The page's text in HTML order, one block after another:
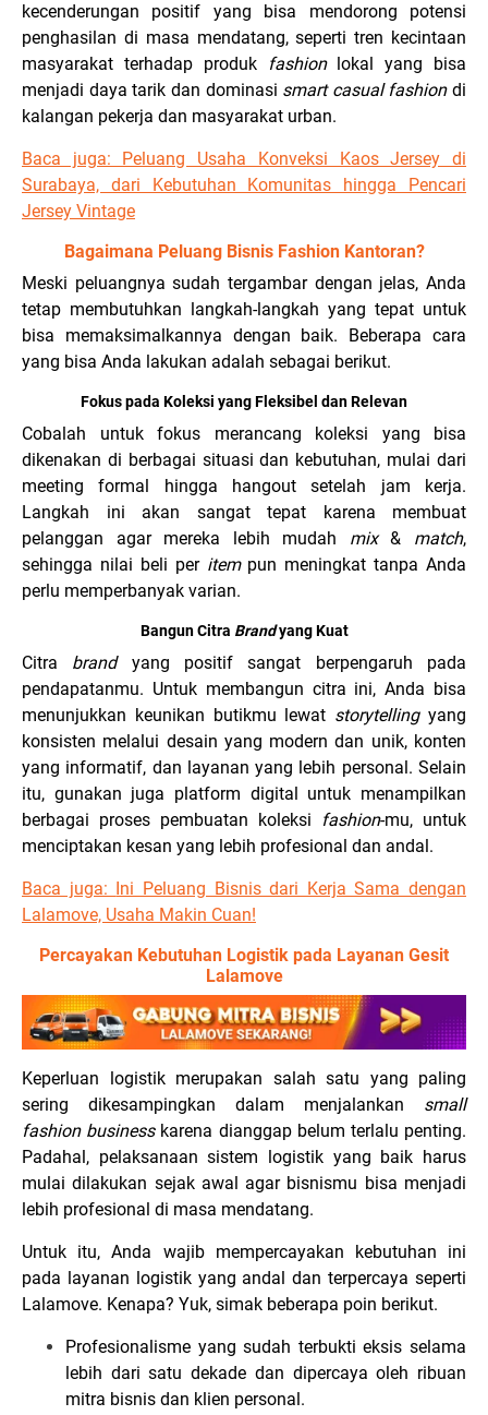
kecenderungan positif yang bisa mendorong potensi
penghasilan di masa mendatang, seperti tren kecintaan
masyarakat terhadap produk
fashion lokal yang bisa
menjadi daya tarik dan dominasi smart casual fashion di
kalangan pekerja dan masyarakat urban.
Baca juga: Peluang Usaha Konveksi Kaos Jersey di
Surabaya, dari Kebutuhan Komunitas hingga Pencari
Jersey Vintage
Bagaimana Peluang Bisnis Fashion Kantoran?
Meski peluangnya sudah tergambar dengan jelas, Anda
tetap membutuhkan langkah-langkah yang tepat untuk
bisa memaksimalkannya dengan baik. Beberapa cara
yang bisa Anda lakukan adalah sebagai berikut.
Fokus pada Koleksi yang Fleksibel dan Relevan
Cobalah untuk fokus merancang koleksi yang bisa
dikenakan di berbagai situasi dan kebutuhan, mulai dari
meeting formal hingga hangout setelah jam kerja.
Langkah ini akan sangat tepat karena membuat
pelanggan agar mereka lebih mudah mix& match,
sehingga nilai beli per itempun meningkat tanpa Anda
perlu memperbanyak varian.
Bangun Citra Brandyang Kuat
Citra brand yang positif sangat berpengaruh pada
pendapatanmu. Untuk membangun citra ini, Anda bisa
menunjukkan keunikan butikmu lewat storytellingyang
konsisten melalui desain yang modern dan unik, konten
yang informatif, dan layanan yang lebih personal. Selain
itu, gunakan juga platform digital untuk menampilkan
berbagai proses pembuatan koleksi
fashion-mu, untuk
menciptakan kesan yang lebih profesional dan andal.
Baca juga: Ini Peluang Bisnis dari Kerja Sama dengan
Lalamove, Usaha Makin Cuan!
Percayakan Kebutuhan Logistik pada Layanan Gesit
Lalamove
Keperluan logistik merupakan salah satu yang paling
sering dikesampingkan dalam menjalankan small
fashion businesskarena dianggap belum terlalu penting.
Padahal, pelaksanaan sistem logistik yang baik harus
mulai dilakukan sejak awal agar bisnismu bisa menjadi
lebih profesional di masa mendatang.
Untuk itu, Anda wajib mempercayakan kebutuhan ini
pada layanan logistik yang andal dan terpercaya seperti
Lalamove. Kenapa? Yuk, simak beberapa poin berikut.
Profesionalisme yang sudah terbukti eksis selama
lebih dari satu dekade dan dipercaya oleh ribuan
mitra bisnis dan klien personal.